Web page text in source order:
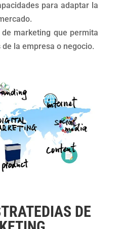
para adaptar la
marketing que permita
la empresa o negocio.
DE